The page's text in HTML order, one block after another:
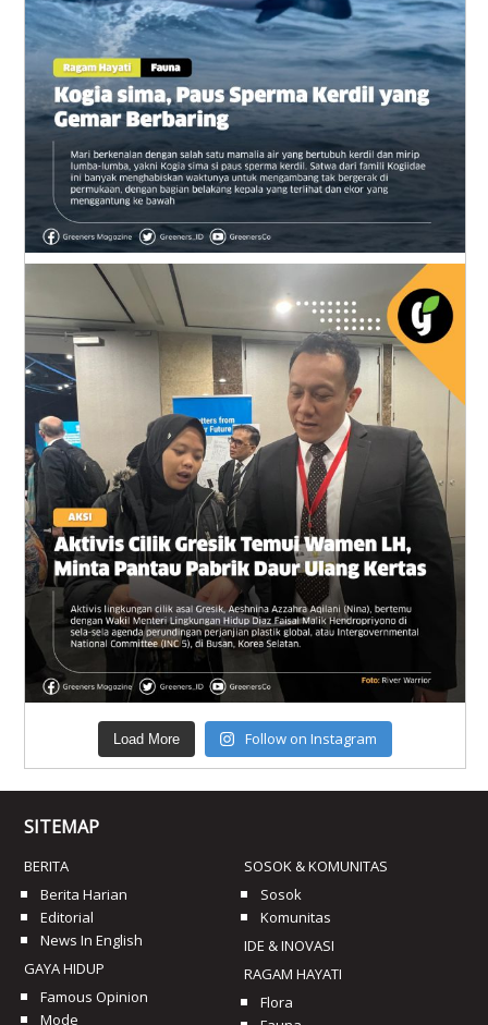
Load More Follow on Instagram
SITEMAP
BERITA
Berita Harian
Editorial
News In English
GAYA HIDUP
Famous Opinion
Mode
SOSOK & KOMUNITAS
Sosok
Komunitas
IDE & INOVASI
RAGAM HAYATI
Flora